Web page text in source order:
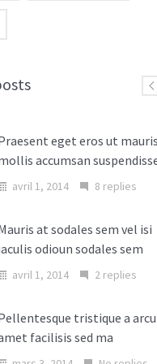
eget eros ut mauris
accumsan
avril 1, 2014 8 replies
at sodales sem vel isi
odioun sodales sem
avril 1, 2014 2 replies
tristique a
facilisis sed ma